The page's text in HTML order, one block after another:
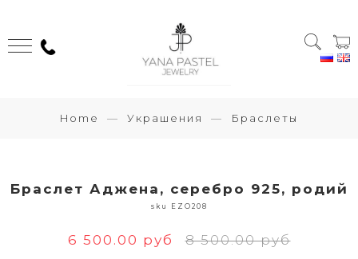
Home Украшения Браслеты
Браслет Аджена, серебро 925, родий
sku EZO208
6 500.00 руб 8 500.00 руб